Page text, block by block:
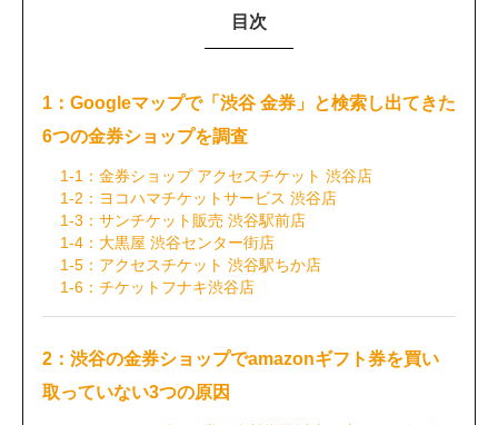
目次
1：Googleマップで「渋谷 金券」と検索し出てきた
6つの金券ショップを調査
1-1：金券ショップ アクセスチケット 渋谷店
1-2：ヨコハマチケットサービス 渋谷店
1-3：サンチケット販売 渋谷駅前店
1-4：大黒屋 渋谷センター街店
1-5：アクセスチケット 渋谷駅ちか店
1-6：チケットフナキ渋谷店
2：渋谷の金券ショップでamazonギフト券を買い
取っていない3つの原因